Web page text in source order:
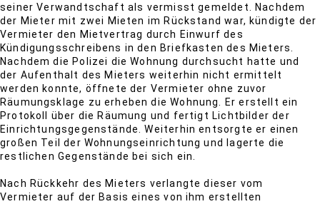
seiner Verwandtschaft als vermisst gemeldet. Nachdem
der Mieter mit zwei Mieten im Rückstand war, kündigte der
Vermieter den Mietvertrag durch Einwurf des
Kündigungsschreibens in den Briefkasten des Mieters.
Nachdem die Polizei die Wohnung durchsucht hatte und
der Aufenthalt des Mieters weiterhin nicht ermittelt
werden konnte, öffnete der Vermieter ohne zuvor
Räumungsklage zu erheben die Wohnung. Er erstellt ein
Protokoll über die Räumung und fertigt Lichtbilder der
Einrichtungsgegenstände. Weiterhin entsorgte er einen
großen Teil der Wohnungseinrichtung und lagerte die
restlichen Gegenstände bei sich ein.
Nach Rückkehr des Mieters verlangte dieser vom
Vermieter auf der Basis eines von ihm erstellten